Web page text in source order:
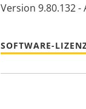
Version 9.80.132 -
SOFTWARE-